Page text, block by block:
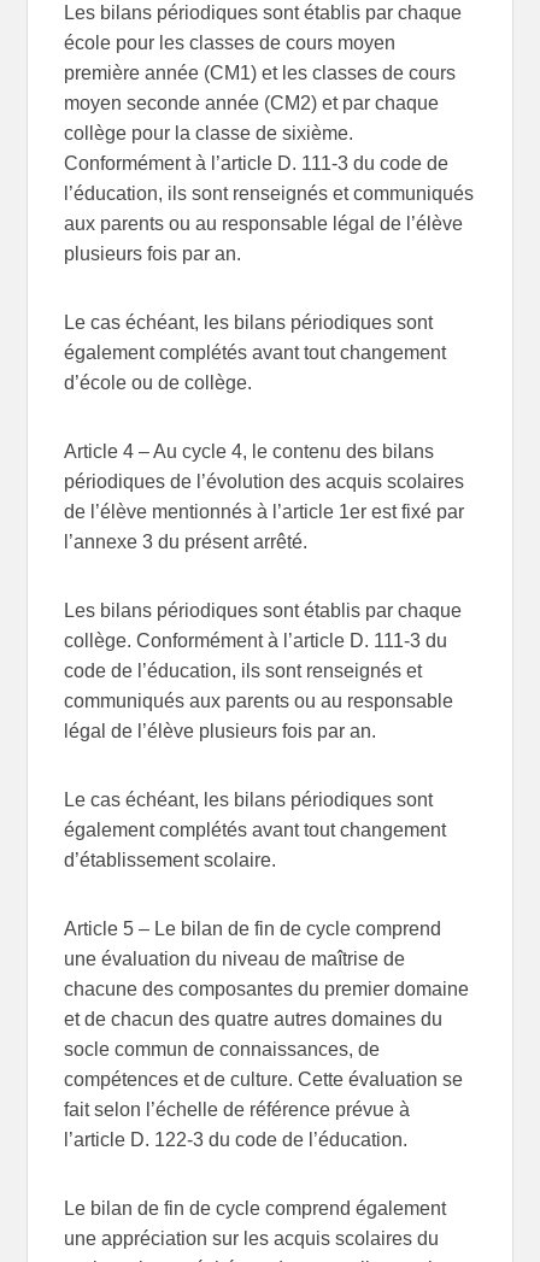
Les bilans périodiques sont établis par chaque
école pour les classes de cours moyen
première année (CM1) et les classes de cours
moyen seconde année (CM2) et par chaque
collège pour la classe de sixième.
Conformément à l’article D. 111-3 du code de
l’éducation, ils sont renseignés et communiqués
aux parents ou au responsable légal de l’élève
plusieurs fois par an.
Le cas échéant, les bilans périodiques sont
également complétés avant tout changement
d’école ou de collège.
Article 4 – Au cycle 4, le contenu des bilans
périodiques de l’évolution des acquis scolaires
de l’élève mentionnés à l’article 1er est fixé par
l’annexe 3 du présent arrêté.
Les bilans périodiques sont établis par chaque
collège. Conformément à l’article D. 111-3 du
code de l’éducation, ils sont renseignés et
communiqués aux parents ou au responsable
légal de l’élève plusieurs fois par an.
Le cas échéant, les bilans périodiques sont
également complétés avant tout changement
d’établissement scolaire.
Article 5 – Le bilan de fin de cycle comprend
une évaluation du niveau de maîtrise de
chacune des composantes du premier domaine
et de chacun des quatre autres domaines du
socle commun de connaissances, de
compétences et de culture. Cette évaluation se
fait selon l’échelle de référence prévue à
l’article D. 122-3 du code de l’éducation.
Le bilan de fin de cycle comprend également
une appréciation sur les acquis scolaires du